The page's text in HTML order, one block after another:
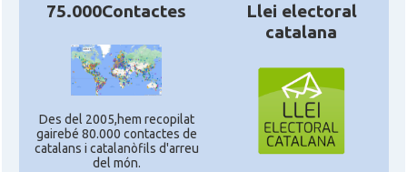
75.000Contactes
Des del 2005,hem recopilat
gairebé 80.000 contactes de
catalans i catalanòfils d'arreu
del món.
Llei electoral
catalana